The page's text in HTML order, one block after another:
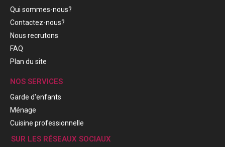
Qui sommes-nous?
Contactez-nous?
Nous recrutons
FAQ
Plan du site
NOS SERVICES
Garde d'enfants
Ménage
Cuisine professionnelle
SUR LES RÉSEAUX SOCIAUX